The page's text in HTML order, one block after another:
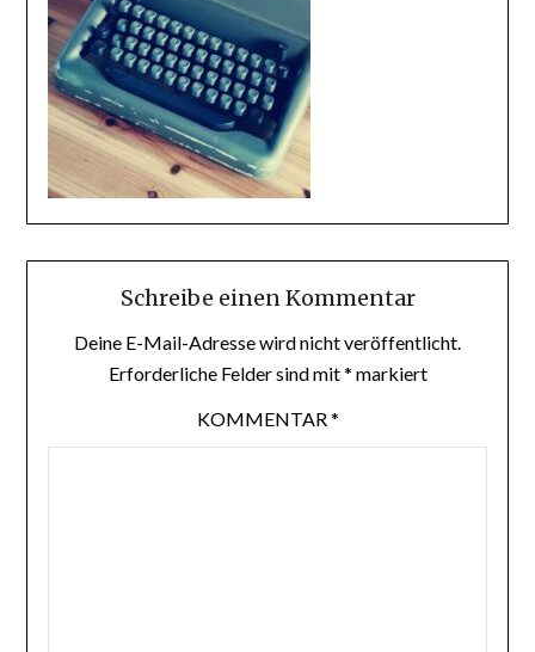
Schreibe einen Kommentar
Deine E-Mail-Adresse wird nicht veröffentlicht.
Erforderliche Felder sind mit* markiert
KOMMENTAR *